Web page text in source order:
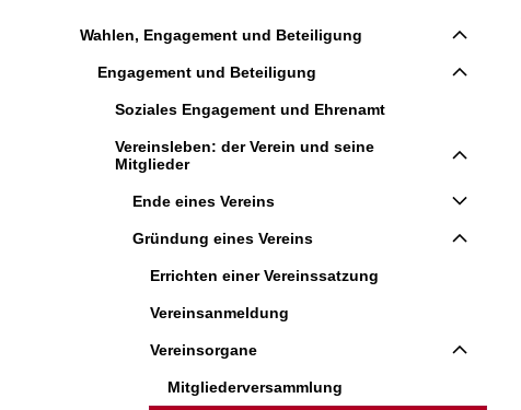
Wahlen, Engagement und Beteiligung
Engagement und Beteiligung
Soziales Engagement und Ehrenamt
Vereinsleben: der Verein und seine
Mitglieder
Ende eines Vereins
Gründung eines Vereins
Errichten einer Vereinssatzung
Vereinsanmeldung
Vereinsorgane
Mitgliederversammlung